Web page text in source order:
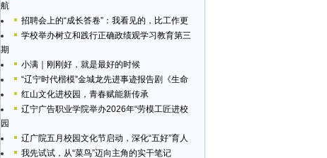
航
招聘会上的“成长答卷”：我看见的，比工作更
学校举办树立和践行正确政绩观学习教育第三
期
小满｜刚刚好，就是最好的时候
“辽宁时代楷模”金城龙先进事迹报告剧《生命
红山文化进校园，青春赋能新传承
辽宁广告职业学院举办2026年“劳模工匠进校
园
辽广院五月校园文化节启动，深化“五好”育人
我先试试，从“菜鸟”迈向主角的实干笔记